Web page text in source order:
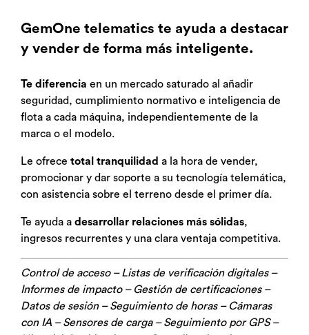
GemOne telematics te ayuda a destacar
y vender de forma más inteligente.
Te diferencia en un mercado saturado al añadir
seguridad, cumplimiento normativo e inteligencia de
flota a cada máquina, independientemente de la
marca o el modelo.
Le ofrece total tranquilidad a la hora de vender,
promocionar y dar soporte a su tecnología telemática,
con asistencia sobre el terreno desde el primer día.
Te ayuda a desarrollar relaciones más sólidas,
ingresos recurrentes y una clara ventaja competitiva.
Control de acceso – Listas de verificación digitales –
Informes de impacto – Gestión de certificaciones –
Datos de sesión – Seguimiento de horas – Cámaras
con IA – Sensores de carga – Seguimiento por GPS –